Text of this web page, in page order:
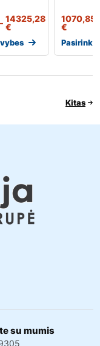
14325,28
€
1070,85
€
Pasirinkti
Kitas
su mumis